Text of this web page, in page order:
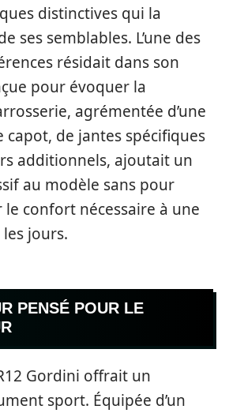
distinctives qui la
ses semblables. L’une des
résidait dans son
pour évoquer la
agrémentée d’une
capot, de jantes spécifiques
additionnels, ajoutait un
au modèle sans pour
confort nécessaire à une
jours.
PENSÉ POUR LE
Gordini offrait un
sport. Équipée d’un